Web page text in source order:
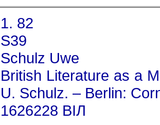
1. 82
S39
Schulz Uwe
British Literature as a
U. Schulz. – Berlin:
1626228 ВІЛ